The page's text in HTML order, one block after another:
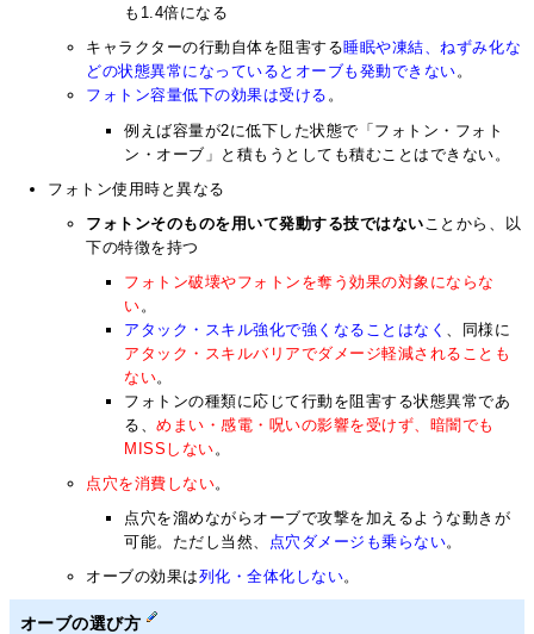
も1.4倍になる
キャラクターの行動自体を阻害する睡眠や凍結、ねずみ化な
どの状態異常になっているとオーブも発動できない。
フォトン容量低下の効果は受ける 。
例えば容量が2に低下した状態で「フォトン・フォト
ン・オーブ」と積もうとしても積むことはできない。
フォトン使用時と異なる
フォトンそのものを用いて発動する技ではない ことから、以
下の特徴を持つ
フォトン破壊やフォトンを奪う効果の対象にならな
い 。
アタック・スキル強化で強くなることはなく
、同様に
アタック・スキルバリアでダメージ軽減されることも
ない。
フォトンの種類に応じて行動を阻害する状態異常であ
る、めまい・感電・呪いの影響を受けず、暗闇でも
MISSしない 。
点穴を消費しない。
点穴を溜めながらオーブで攻撃を加えるような動きが
可能。ただし当然、 点穴ダメージも乗らない。
オーブの効果は列化・全体化しない。
オーブの選び方